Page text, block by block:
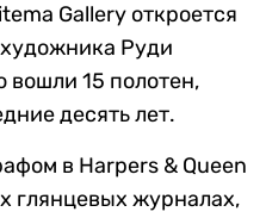
Gallery откроется
Руди
15 полотен,
десять лет.
в Harpers & Queen
глянцевых журналах,